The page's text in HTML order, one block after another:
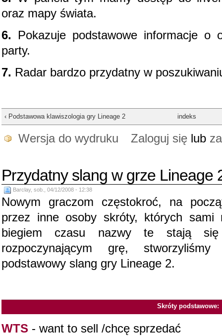
oraz mapy świata.
6. Pokazuje podstawowe informacje
party.
7. Radar bardzo przydatny w
‹ Podstawowa klawiszologia gry Lineage 2 indeks
Wersja do wydruku Zaloguj sięlub
Przydatny slang w grze Lineage
Barclay, sob., 04/12/2008 - 12:38
Nowym graczom częstokroć, na
przez inne osoby skróty, których sami
biegiem czasu nazwy te stają
rozpoczynającym grę,
podstawowy slang gry Lineage 2.
Skróty podstawowe:
WTS - want to sell /chcę sprzedać